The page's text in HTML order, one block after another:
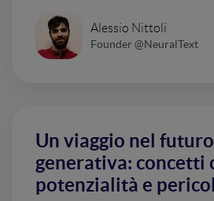
Alessio Nittoli
Founder @NeuralText
Un viaggio nel futuro
generativa: concetti
potenzialità e